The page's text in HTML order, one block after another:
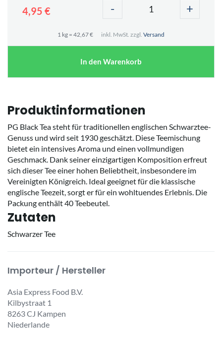
4,95 € - +
1 kg = 42,67 € inkl. MwSt. zzgl. Versand
In den Warenkorb
Produktinformationen
PG Black Tea steht für traditionellen englischen Schwarztee-
Genuss und wird seit 1930 geschätzt. Diese Teemischung
bietet ein intensives Aroma und einen vollmundigen
Geschmack. Dank seiner einzigartigen Komposition erfreut
sich dieser Tee einer hohen Beliebtheit, insbesondere im
Vereinigten Königreich. Ideal geeignet für die klassische
englische Teezeit, sorgt er für ein wohltuendes Erlebnis. Die
Packung enthält 40 Teebeutel.
Zutaten
Schwarzer Tee
Importeur / Hersteller
Asia Express Food B.V.
Kilbystraat 1
8263 CJ Kampen
Niederlande